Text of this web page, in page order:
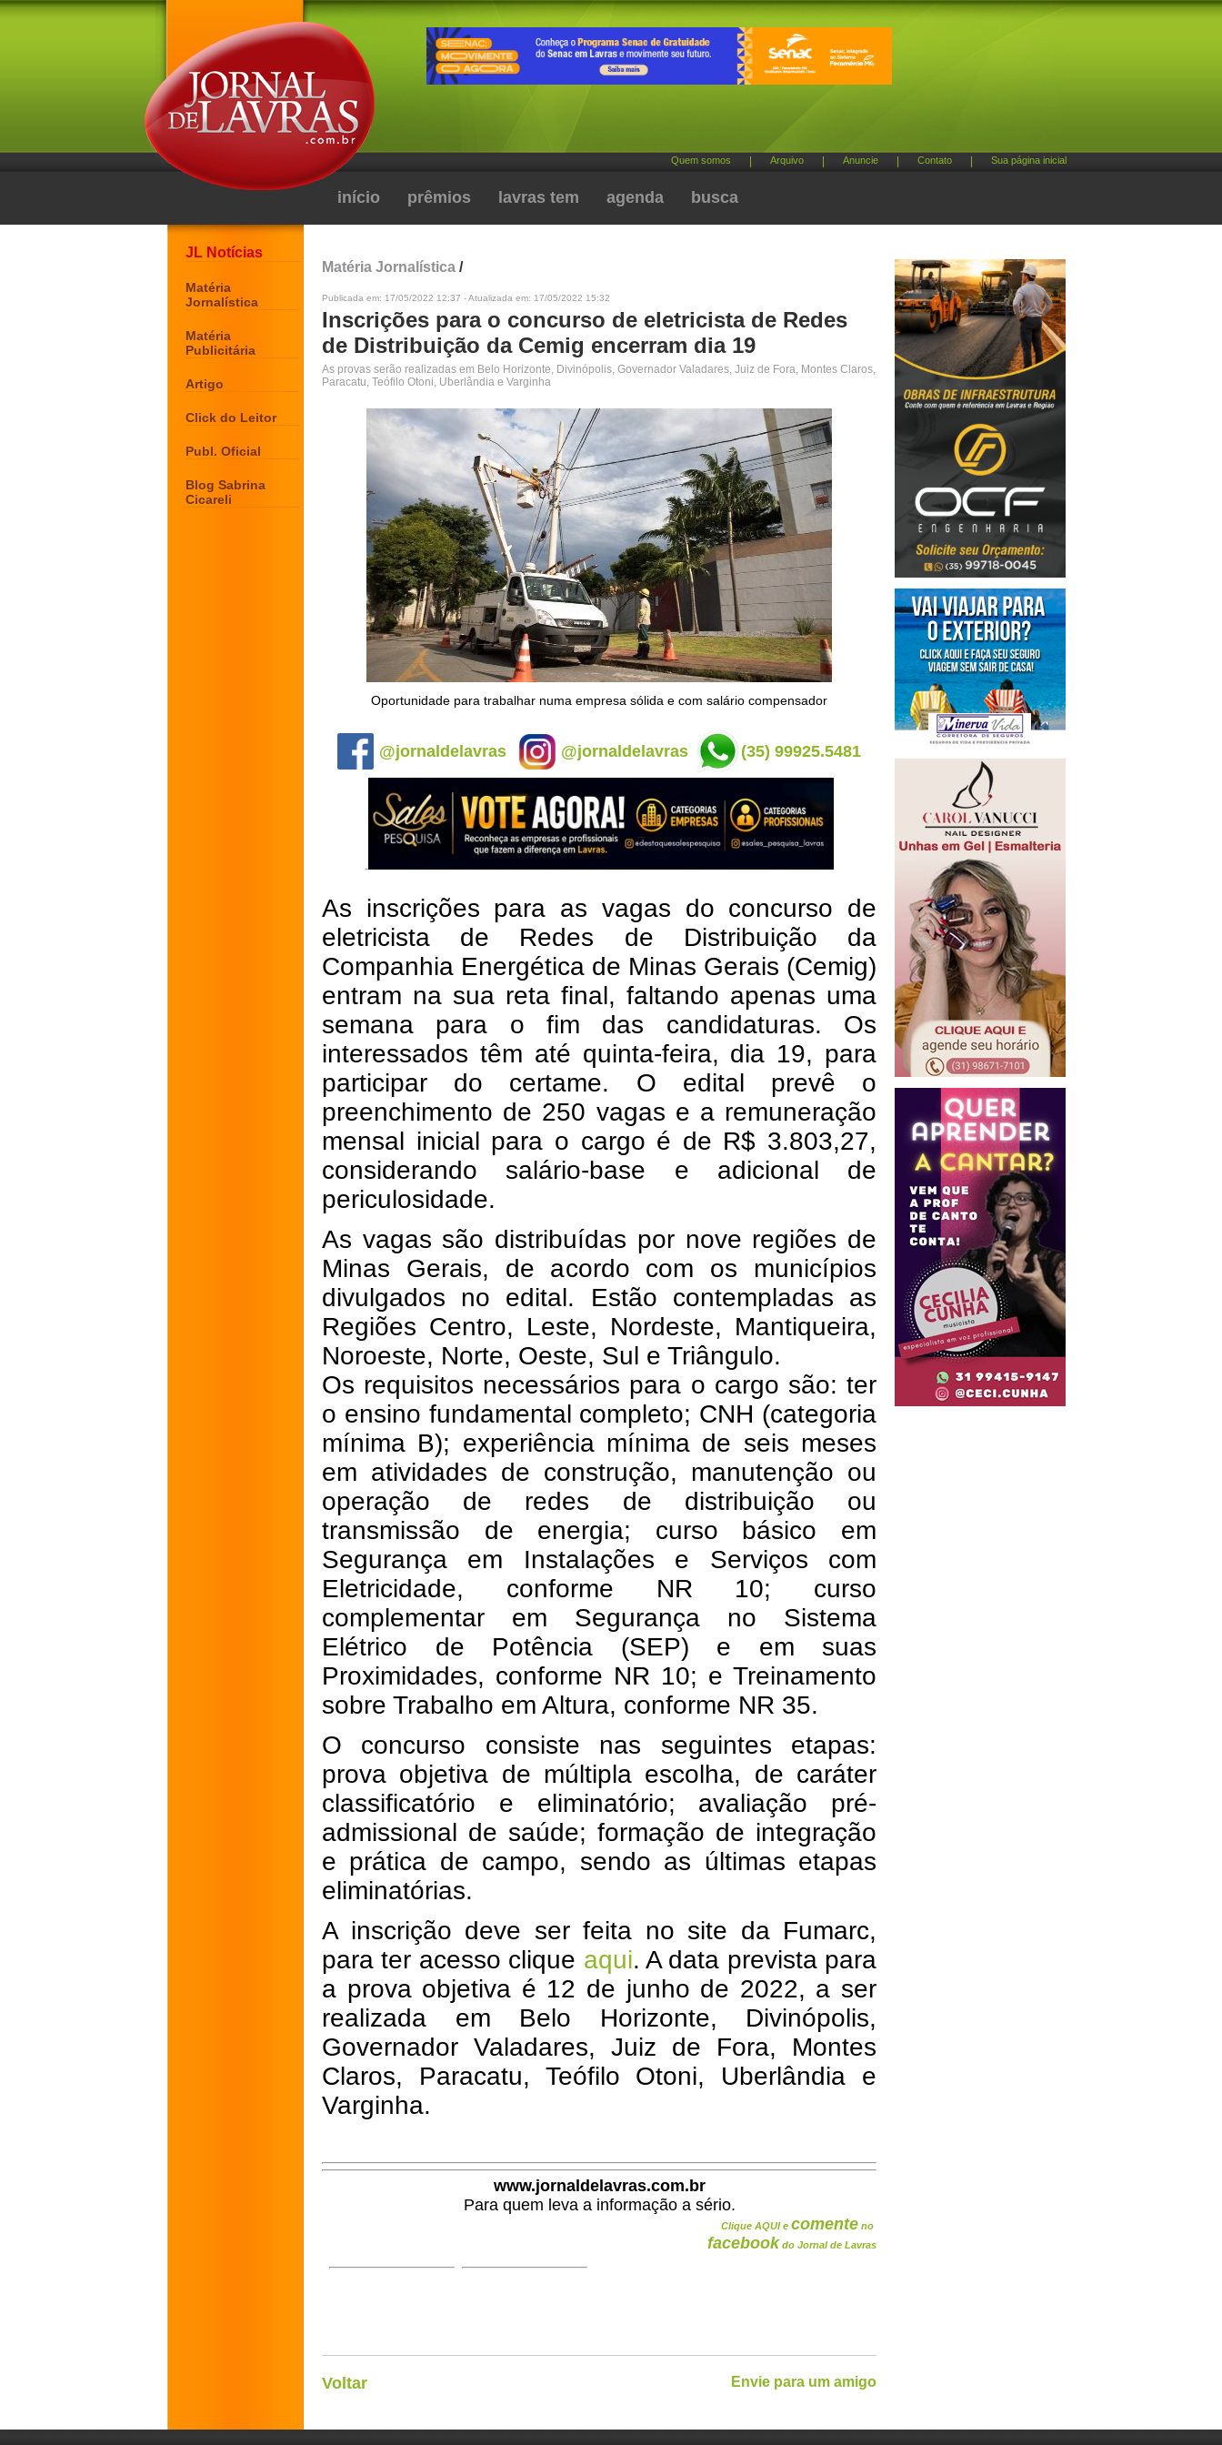
Quem somos Arquivo Anuncie Contato Sua página inicial
início prêmios lavras tem agenda busca
JL Notícias
Matéria
Jornalística
Matéria
Publicitária
Artigo
Click do Leitor
Publ. Oficial
Blog Sabrina
Cicareli
Matéria Jornalística /
Publicada em: 17/05/2022 12:37 - Atualizada em: 17/05/2022 15:32
Inscrições para o concurso de eletricista de Redes
de Distribuição da Cemig encerram dia 19
As provas serão realizadas em Belo Horizonte, Divinópolis, Governador Valadares, Juiz de Fora, Montes Claros,
Paracatu, Teófilo Otoni, Uberlândia e Varginha
Oportunidade para trabalhar numa empresa sólida e com salário compensador
@jornaldelavras @jornaldelavras (35) 99925.5481
As inscrições para as vagas do concurso de
eletricista de Redes de Distribuição da
Companhia Energética de Minas Gerais (Cemig)
entram na sua reta final, faltando apenas uma
semana para o fim das candidaturas. Os
interessados têm até quinta-feira, dia 19, para
participar do certame. O edital prevê o
preenchimento de 250 vagas e a remuneração
mensal inicial para o cargo é de R$ 3.803,27,
considerando salário-base e adicional de
periculosidade.
As vagas são distribuídas por nove regiões de
Minas Gerais, de acordo com os municípios
divulgados no edital. Estão contempladas as
Regiões Centro, Leste, Nordeste, Mantiqueira,
Noroeste, Norte, Oeste, Sul e Triângulo.
Os requisitos necessários para o cargo são: ter
o ensino fundamental completo; CNH (categoria
mínima B); experiência mínima de seis meses
em atividades de construção, manutenção ou
operação de redes de distribuição ou
transmissão de energia; curso básico em
Segurança em Instalações e Serviços com
Eletricidade, conforme NR 10; curso
complementar em Segurança no Sistema
Elétrico de Potência (SEP) e em suas
Proximidades, conforme NR 10; e Treinamento
sobre Trabalho em Altura, conforme NR 35.
O concurso consiste nas seguintes etapas:
prova objetiva de múltipla escolha, de caráter
classificatório e eliminatório; avaliação pré-
admissional de saúde; formação de integração
e prática de campo, sendo as últimas etapas
eliminatórias.
A inscrição deve ser feita no site da Fumarc,
para ter acesso clique aqui. A data prevista para
a prova objetiva é 12 de junho de 2022, a ser
realizada em Belo Horizonte, Divinópolis,
Governador Valadares, Juiz de Fora, Montes
Claros, Paracatu, Teófilo Otoni, Uberlândia e
Varginha.
www.jornaldelavras.com.br
Para quem leva a informação a sério.
Clique AQUI e comente no
facebook do Jornal de Lavras
Voltar Envie para um amigo